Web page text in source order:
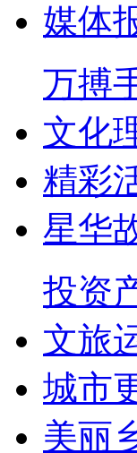
媒体
万搏
文化
精彩
星华
投资
文旅
城市
美丽